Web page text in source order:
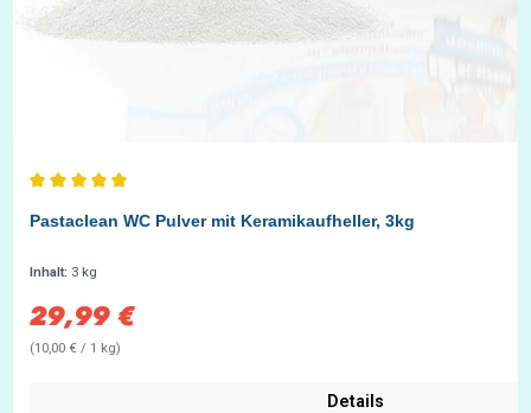
Pastaclean WC Pulver mit Keramikaufheller, 3kg
Inhalt: 3 kg
Verkaufspreis:
29,99 €
(10,00 € / 1 kg)
Details